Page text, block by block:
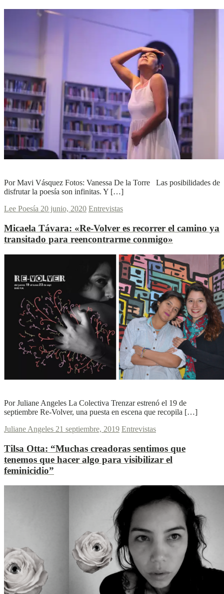
Por Mavi Vásquez Fotos: Vanessa De la Torre Las posibilidades de
disfrutar la poesía son infinitas. Y […]
Lee Poesía 20 junio, 2020 Entrevistas
Micaela Távara: «Re-Volver es recorrer el camino ya
transitado para reencontrarme conmigo»
Por Juliane Angeles La Colectiva Trenzar estrenó el 19 de
septiembre Re-Volver, una puesta en escena que recopila […]
Juliane Angeles 21 septiembre, 2019 Entrevistas
Tilsa Otta: “Muchas creadoras sentimos que
tenemos que hacer algo para visibilizar el
feminicidio”